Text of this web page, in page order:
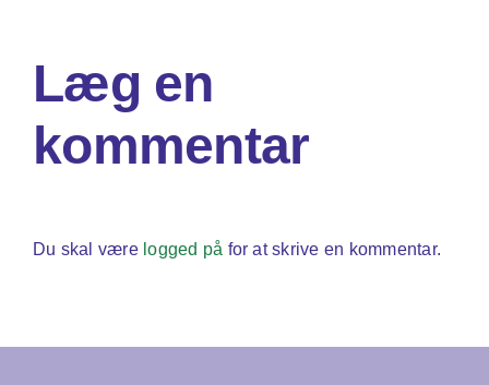
Læg en
kommentar
Du skal være logged på for at skrive en kommentar.